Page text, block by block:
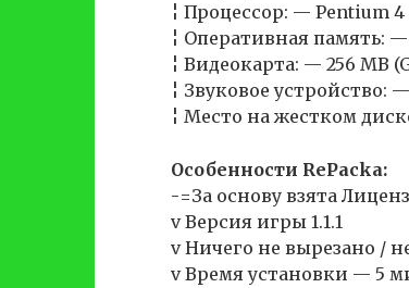
¦ Процессор: — Pentium 4
¦ Оперативная память: —
¦ Видеокарта: — 256 MB
¦ Звуковое устройство:
¦ Место на жестком
Особенности RePackа:
-=За основу взята
v Версия игры 1.1.1
v Ничего не вырезано /
v Время установки — 5